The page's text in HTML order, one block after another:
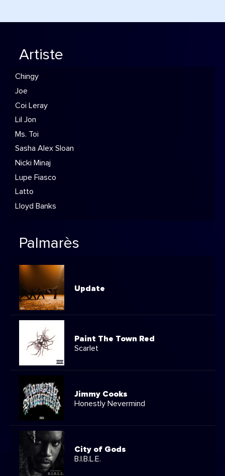
Artiste
Chingy
Joe
Coi Leray
Lil Jon
Ms. Toi
Sasha Alex Sloan
Nicki Minaj
Lupe Fiasco
Latto
Lloyd Banks
Palmarès
Update
Paint The Town Red
Scarlet
Jimmy Cooks
Honestly Nevermind
City of Gods
B.I.B.L.E.